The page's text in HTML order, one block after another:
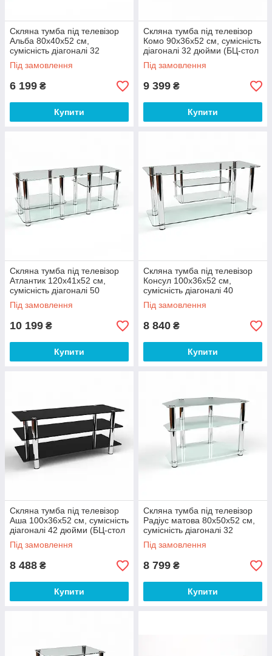
Скляна тумба під телевізор
Альба 80х40х52 см,
сумісність діагоналі 32
дюйми (БЦ-стол ТМ)
Під замовлення
6 199 ₴
Купити
Скляна тумба під телевізор
Комо 90х36х52 см, сумісність
діагоналі 32 дюйми (БЦ-стол
ТМ)
Під замовлення
9 399 ₴
Купити
Скляна тумба під телевізор
Атлантик 120х41х52 см,
сумісність діагоналі 50
дюймів (БЦ-стол ТМ)
Під замовлення
10 199 ₴
Купити
Скляна тумба під телевізор
Консул 100х36х52 см,
сумісність діагоналі 40
дюймів (БЦ-стол ТМ)
Під замовлення
8 840 ₴
Купити
Скляна тумба під телевізор
Аша 100х36х52 см, сумісність
діагоналі 42 дюйми (БЦ-стол
ТМ)
Під замовлення
8 488 ₴
Купити
Скляна тумба під телевізор
Радіус матова 80х50х52 см,
сумісність діагоналі 32
дюйми (БЦ-стіл ТМ)
Під замовлення
8 799 ₴
Купити